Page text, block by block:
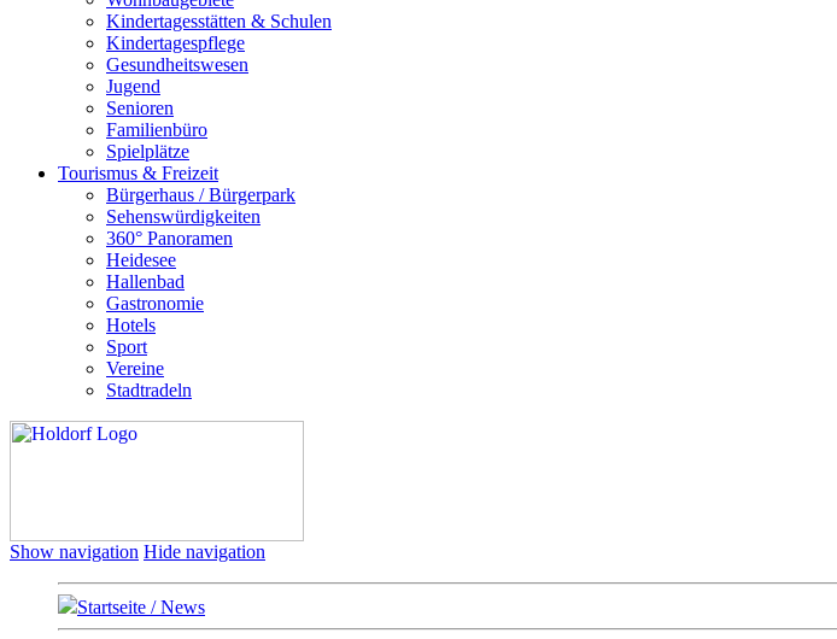
Kindertagesstätten & Schulen
Kindertagespflege
Gesundheitswesen
Jugend
Senioren
Familienbüro
Spielplätze
Tourismus & Freizeit
Bürgerhaus / Bürgerpark
Sehenswürdigkeiten
360° Panoramen
Heidesee
Hallenbad
Gastronomie
Hotels
Sport
Vereine
Stadtradeln
Show navigation Hide navigation
Startseite / News